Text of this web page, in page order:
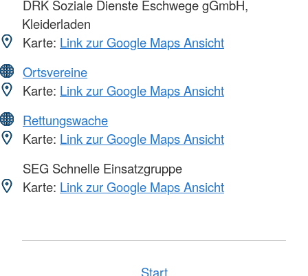
DRK Soziale Dienste Eschwege gGmbH,
Kleiderladen
Karte: Link zur Google Maps Ansicht
Ortsvereine
Karte: Link zur Google Maps Ansicht
Rettungswache
Karte: Link zur Google Maps Ansicht
SEG Schnelle Einsatzgruppe
Karte: Link zur Google Maps Ansicht
Start